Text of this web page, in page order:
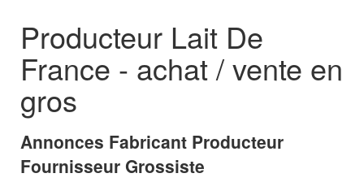
Producteur Lait De
France - achat / vente en
gros
Annonces Fabricant Producteur
Fournisseur Grossiste